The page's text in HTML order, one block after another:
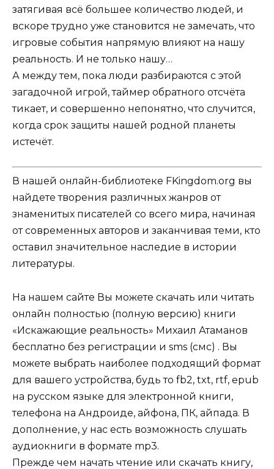
затягивая всё большее количество людей, и
вскоре трудно уже становится не замечать, что
игровые события напрямую влияют на нашу
реальность. И не только нашу…
А между тем, пока люди разбираются с этой
загадочной игрой, таймер обратного отсчёта
тикает, и совершенно непонятно, что случится,
когда срок защиты нашей родной планеты
истечёт.
В нашей онлайн-библиотеке FKingdom.org вы
найдете творения различных жанров от
знаменитых писателей со всего мира, начиная
от современных авторов и заканчивая теми, кто
оставил значительное наследие в истории
литературы.
На нашем сайте Вы можете скачать или читать
онлайн полностью (полную версию) книги
«Искажающие реальность» Михаил Атаманов
бесплатно без регистрации и sms (смс) . Вы
можете выбрать наиболее подходящий формат
для вашего устройства, будь то fb2, txt, rtf, epub
на русском языке для электронной книги,
телефона на Андроиде, айфона, ПК, айпада. В
дополнение, у нас есть возможность слушать
аудиокниги в формате mp3.
Прежде чем начать чтение или скачать книгу,